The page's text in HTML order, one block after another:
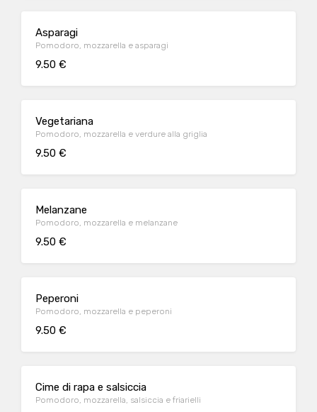
Asparagi
Pomodoro, mozzarella e asparagi
9.50 €
Vegetariana
Pomodoro, mozzarella e verdure alla griglia
9.50 €
Melanzane
Pomodoro, mozzarella e melanzane
9.50 €
Peperoni
Pomodoro, mozzarella e peperoni
9.50 €
Cime di rapa e salsiccia
Pomodoro, mozzarella, salsiccia e friarielli